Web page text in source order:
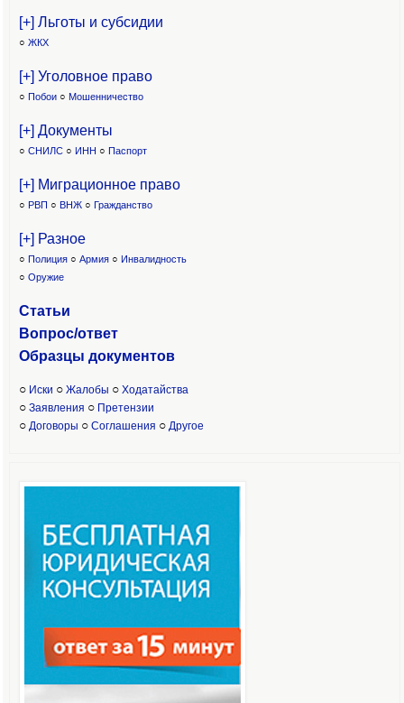
[+] Льготы и субсидии
○ ЖКХ
[+] Уголовное право
○ Побои ○ Мошенничество
[+] Документы
○ СНИЛС ○ ИНН ○ Паспорт
[+] Миграционное право
○ РВП ○ ВНЖ ○ Гражданство
[+] Разное
○ Полиция ○ Армия ○ Инвалидность
○ Оружие
Статьи
Вопрос/ответ
Образцы документов
○ Иски ○ Жалобы ○ Ходатайства
○ Заявления ○ Претензии
○ Договоры ○ Соглашения ○ Другое